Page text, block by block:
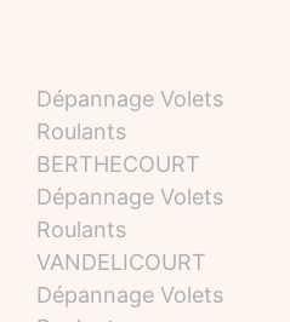
Dépannage Volets
Roulants
BERTHECOURT
Dépannage Volets
Roulants
VANDELICOURT
Dépannage Volets